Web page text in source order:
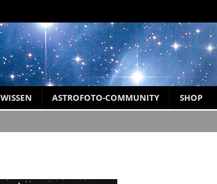
WISSEN ASTROFOTO-COMMUNITY SHOP